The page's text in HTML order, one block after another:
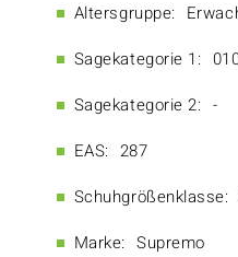
Altersgruppe:
Sagekategorie 1:
Sagekategorie 2: -
EAS: 287
Schuhgrößenklasse:
Marke: Supremo